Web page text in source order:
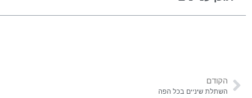
הקודם
השתלת שיניים בכל הפה